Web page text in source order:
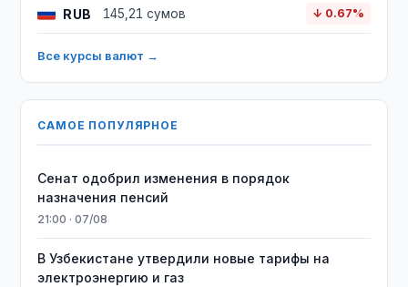
RUB 145,21 сумов ↓ 0.67%
Все курсы валют →
САМОЕ ПОПУЛЯРНОЕ
Сенат одобрил изменения в порядок
назначения пенсий
21:00 · 07/08
В Узбекистане утвердили новые тарифы на
электроэнергию и газ